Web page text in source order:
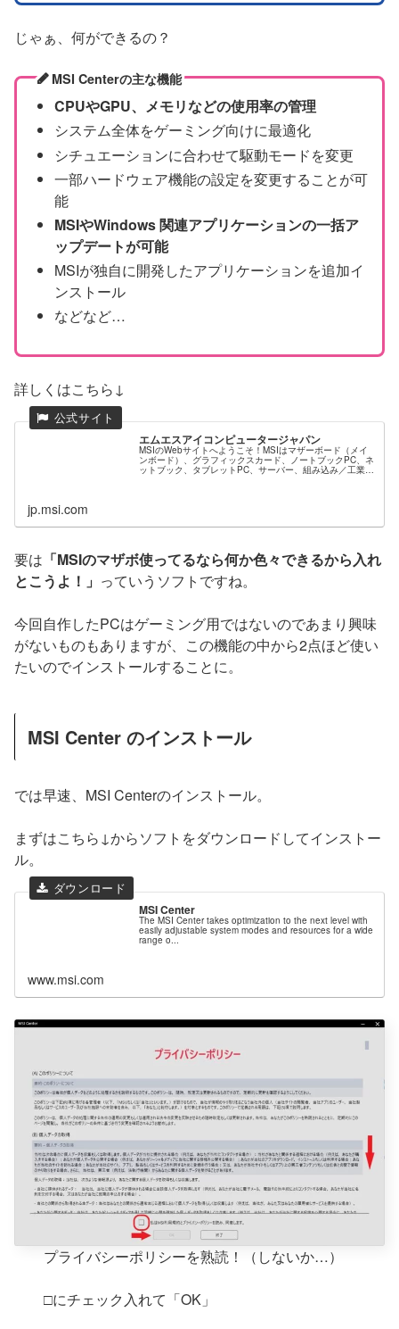
じゃぁ、何ができるの？
MSI Centerの主な機能
CPUやGPU、メモリなどの使用率の管理
システム全体をゲーミング向けに最適化
シチュエーションに合わせて駆動モードを変更
一部ハードウェア機能の設定を変更することが可
能
MSIやWindows 関連アプリケーションの一括ア
ップデートが可能
MSIが独自に開発したアプリケーションを追加イ
ンストール
などなど…
詳しくはこちら↓
エムエスアイコンピュータージャパン
MSIのWebサイトへようこそ！MSIはマザーボード（メイ
ンボード）、グラフィックスカード、ノートブックPC、ネ
ットブック、タブレットPC、サーバー、組み込み／工業用
jp.msi.com
要は 「MSIのマザボ使ってるなら何か色々できるから入れ
とこうよ！」 っていうソフトですね。
今回自作したPCはゲーミング用ではないのであまり興味
がないものもありますが、この機能の中から2点ほど使い
たいのでインストールすることに。
MSI Center のインストール
では早速、MSI Centerのインストール。
まずはこちら↓からソフトをダウンロードしてインストー
ル。
MSI Center
The MSI Center takes optimization to the next level with
easily adjustable system modes and resources for a wide
range o...
www.msi.com
プライバシーポリシーを熟読！（しないか…）
□にチェック入れて「OK」